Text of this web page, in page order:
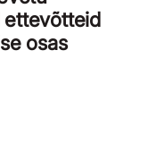
ettevõtteid
osas